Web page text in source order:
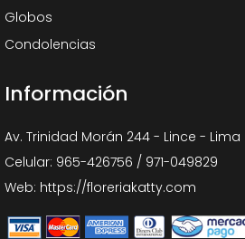
Globos
Condolencias
Información
Av. Trinidad Morán 244 - Lince - Lima
Celular: 965-426756 / 971-049829
Web: https://floreriakatty.com